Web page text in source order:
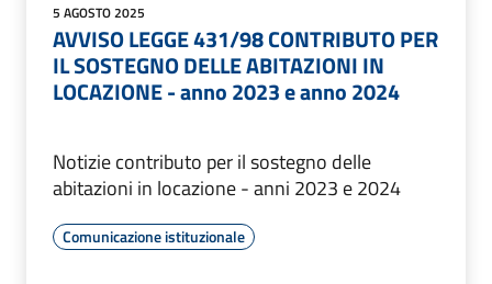
5 AGOSTO 2025
AVVISO LEGGE 431/98 CONTRIBUTO PER
IL SOSTEGNO DELLE ABITAZIONI IN
LOCAZIONE - anno 2023 e anno 2024
Notizie contributo per il sostegno delle
abitazioni in locazione - anni 2023 e 2024
Comunicazione istituzionale